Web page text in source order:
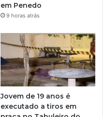
em Penedo
9 horas atrás
Jovem de 19 anos é
executado a tiros em